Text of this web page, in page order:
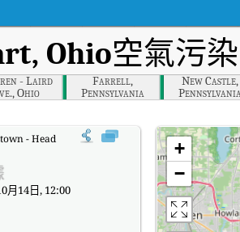
Ohio空氣污
- Laird
Ohio
Farrell,
Pennsylvania
New Castle,
- Head Start, Ohio實時空氣質量指數（AQI）。
月14日, 12:00
+
−